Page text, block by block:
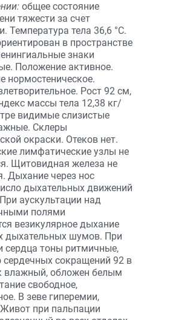
общее состояние
тяжести за счет
Температура тела 36,6 °С.
в пространстве
знаки
Положение активное.
нормостеническое.
Рост 92 см,
массы тела 12,38 кг/
видимые слизистые
Склеры
окраски. Отеков нет.
лимфатические узлы не
Щитовидная железа не
Дыхание через нос
дыхательных движений
аускультации над
полями
везикулярное дыхание
дыхательных шумов. При
сердца тоны ритмичные,
сердечных сокращений 92 в
влажный, обложен белым
свободное,
В зеве гиперемии,
при пальпации